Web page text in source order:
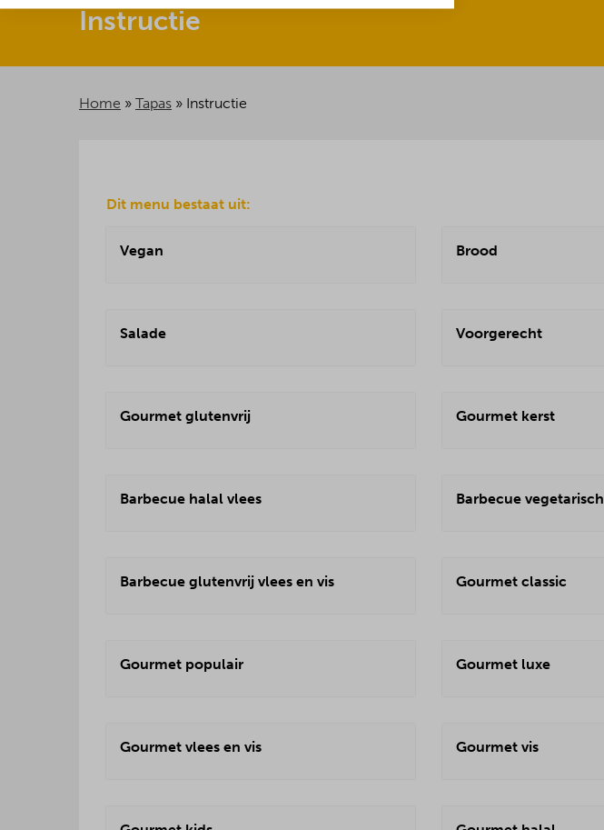
Instructie
Home » Tapas » Instructie
Dit menu bestaat uit:
Vegan Brood
Salade Voorgerecht
Gourmet glutenvrij Gourmet kerst
Barbecue halal vlees Barbecue vegetarisch
Barbecue glutenvrij vlees en vis Gourmet classic
Gourmet populair Gourmet luxe
Gourmet vlees en vis Gourmet vis